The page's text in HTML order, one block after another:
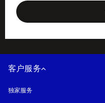
客户服务
独家服务